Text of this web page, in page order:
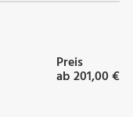
Preis
ab 201,00 €